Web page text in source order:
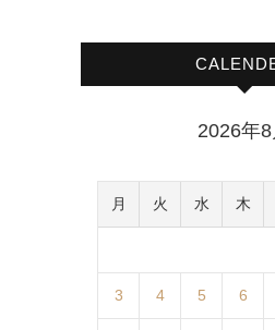
2026年8
月 火 水 木
3 4 5 6